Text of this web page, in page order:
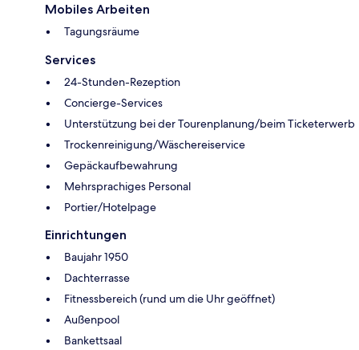
Mobiles Arbeiten
Tagungsräume
Services
24-Stunden-Rezeption
Concierge-Services
Unterstützung bei der Tourenplanung/beim Ticketerwerb
Trockenreinigung/Wäschereiservice
Gepäckaufbewahrung
Mehrsprachiges Personal
Portier/Hotelpage
Einrichtungen
Baujahr 1950
Dachterrasse
Fitnessbereich (rund um die Uhr geöffnet)
Außenpool
Bankettsaal